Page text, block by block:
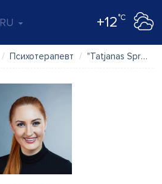
RU +12°C
Психотерапевт "Tatjanas Sproģes ārsta prakse" SIA, psihoterapeits Rīgā